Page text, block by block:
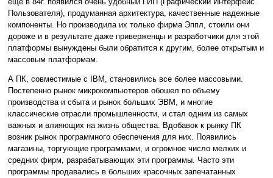
Пользователя), продуманная архитектура, качественные надежные
компоненты. Но производила их только фирма Эппл, стоили они
дороже и в результате даже приверженцы и разработчики для этой
платформы вынуждены были обратится к другим, более открытым и
массовым платформам.
А ПК, совместимые с IBM, становились все более массовыми.
Постепенно рынок микрокомпьютеров обошел по объему
производства и сбыта и рынок больших ЭВМ, и многие
классические отрасли промышленности, и стал одним из самых
важных и влияющих на жизнь общества. Вдобавок к рынку ПК
возник рынок программного обеспечения для них. Появились
магазины, торгующие программами, и огромное число мелких и
средних фирм, разрабатывающих эти программы. Часто эти
программы продавались в больших красочных запечатанных